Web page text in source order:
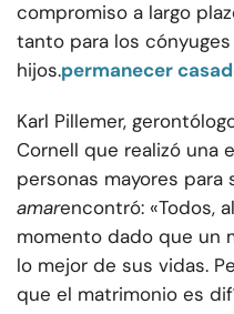
compromiso a largo
tanto para los
hijos.permanecer
Karl Pillemer,
Cornell que realizó una
personas mayores para
amarencontró: «Todos,
momento dado que un
lo mejor de sus vidas.
que el matrimonio es